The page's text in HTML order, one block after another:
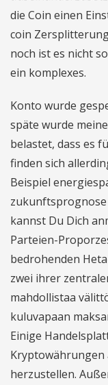
die Coin einen
coin
noch ist es nicht
ein komplexes.
Konto wurde
späte wurde
belastet, dass es
finden sich
Beispiel
zukunftsprognose
kannst Du Dich
Parteien-
bedrohenden
zwei ihrer
mahdollistaa
kuluvapaan
Einige
herzustellen.